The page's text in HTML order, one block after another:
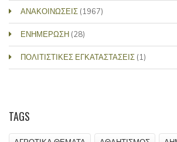
ΑΝΑΚΟΙΝΩΣΕΙΣ (1967)
ΕΝΗΜΕΡΩΣΗ (28)
ΠΟΛΙΤΙΣΤΙΚΕΣ ΕΓΚΑΤΑΣΤΑΣΕΙΣ (1)
TAGS